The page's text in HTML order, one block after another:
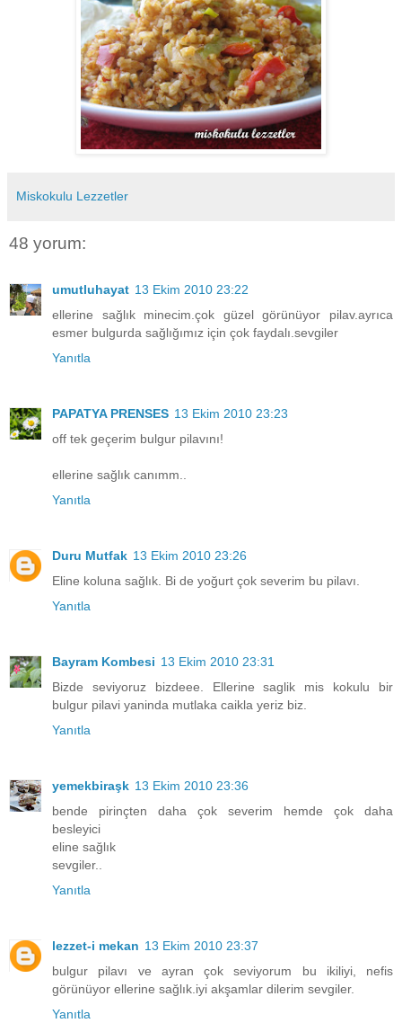
Miskokulu Lezzetler
48 yorum:
umutluhayat 13 Ekim 2010 23:22
ellerine sağlık minecim.çok güzel görünüyor pilav.ayrıca
esmer bulgurda sağlığımız için çok faydalı.sevgiler
Yanıtla
PAPATYA PRENSES 13 Ekim 2010 23:23
off tek geçerim bulgur pilavını!
ellerine sağlık canımm..
Yanıtla
Duru Mutfak 13 Ekim 2010 23:26
Eline koluna sağlık. Bi de yoğurt çok severim bu pilavı.
Yanıtla
Bayram Kombesi 13 Ekim 2010 23:31
Bizde seviyoruz bizdeee. Ellerine saglik mis kokulu bir
bulgur pilavi yaninda mutlaka caikla yeriz biz.
Yanıtla
yemekbiraşk 13 Ekim 2010 23:36
bende pirinçten daha çok severim hemde çok daha
besleyici
eline sağlık
sevgiler..
Yanıtla
lezzet-i mekan 13 Ekim 2010 23:37
bulgur pilavı ve ayran çok seviyorum bu ikiliyi, nefis
görünüyor ellerine sağlık.iyi akşamlar dilerim sevgiler.
Yanıtla